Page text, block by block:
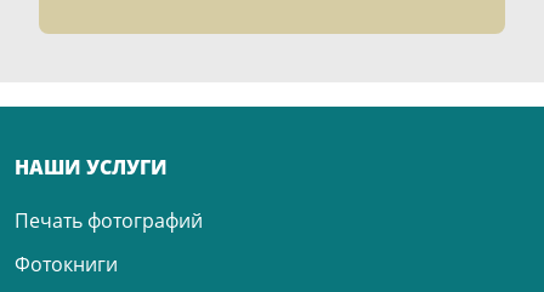
НАШИ УСЛУГИ
Печать фотографий
Фотокниги